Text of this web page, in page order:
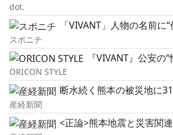
dot.
「VIVANT」人物の名前に“伏線"か 公式も言及「なるほど
スポニチ
『VIVANT』公安の“怪しい男" 正体にネ
ORICON STYLE
断水続く熊本の被災地に31都府県から給水車 国も
産経新聞
<正論>熊本地震と災害関